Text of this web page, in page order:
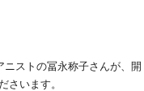
ストの冨永称子さんが、開
さいます。